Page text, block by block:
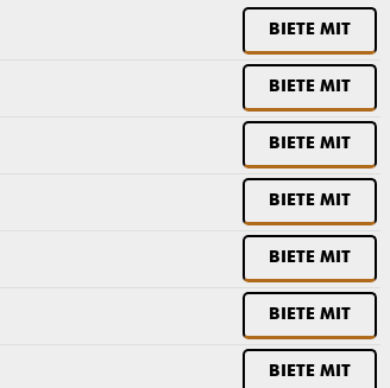
BIETE MIT
BIETE MIT
BIETE MIT
BIETE MIT
BIETE MIT
BIETE MIT
BIETE MIT